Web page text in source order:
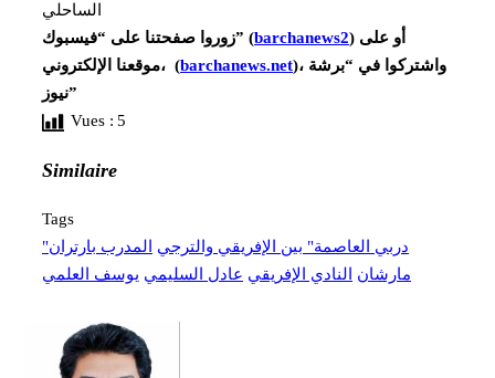
الساحلي
زوروا صفحتنا على “فيسبوك” (barchanews2) أو على
موقعنا الإلكتروني، (barchanews.net)، واشتركوا في “برشة
نيوز”
Vues : 5
Similaire
Tags
"دربي العاصمة" بين الإفريقي والترجي
المدرب بارتران
مارشان
النادي الإفريقي عادل السليمي يوسف العلمي